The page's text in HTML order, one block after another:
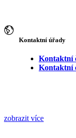
Kontaktní úřady
Kontaktní
Kontaktní
zobrazit více